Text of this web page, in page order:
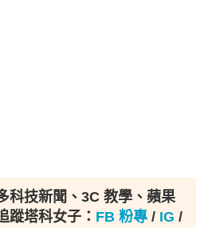
科技新聞、3C 教學、蘋果
蹤塔科女子： FB 粉專 / IG /